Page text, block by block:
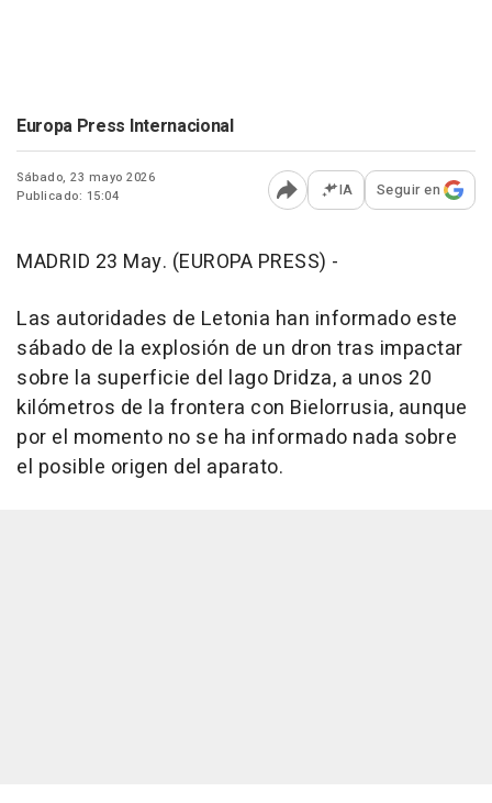
Europa Press Internacional
Sábado, 23 mayo 2026
Publicado: 15:04
Abrir opciones para
IA Seguir en
MADRID 23 May. (EUROPA PRESS) -
Las autoridades de Letonia han informado este
sábado de la explosión de un dron tras impactar
sobre la superficie del lago Dridza, a unos 20
kilómetros de la frontera con Bielorrusia, aunque
por el momento no se ha informado nada sobre
el posible origen del aparato.